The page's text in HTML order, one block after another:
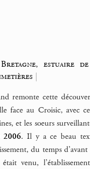
Bretagne, estuaire
|
remonte cette
face au Croisic, avec
et les soeurs
2006. Il y a ce beau
du temps
était venu,